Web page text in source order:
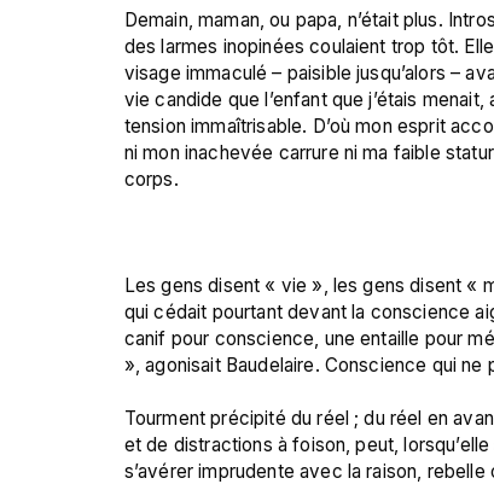
Demain, maman, ou papa, n’était plus.
des larmes inopinées coulaient trop tôt.
visage immaculé – paisible jusqu’alors –
vie candide que l’enfant que j’étais
tension immaîtrisable. D’où mon esprit
ni mon inachevée carrure ni ma faible
corps.
Les gens disent « vie », les gens disent «
qui cédait pourtant devant la conscience
canif pour conscience, une entaille pour
», agonisait Baudelaire. Conscience qui
Tourment précipité du réel ; du réel en
et de distractions à foison, peut,
s’avérer imprudente avec la raison,